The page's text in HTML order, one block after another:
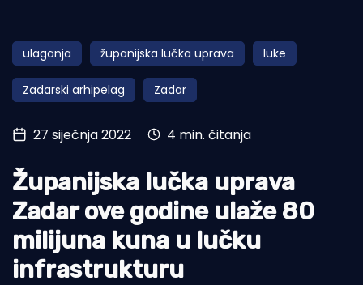
Obala
Otoci
Turizam i nautika
Pomorstvo
Ribolov
Ekologija
Tradicija i kultura
ulaganja županijska lučka uprava luke
Zadarski arhipelag Zadar
27 siječnja 2022 4 min. čitanja
Županijska lučka uprava
Zadar ove godine ulaže 80
milijuna kuna u lučku
infrastrukturu